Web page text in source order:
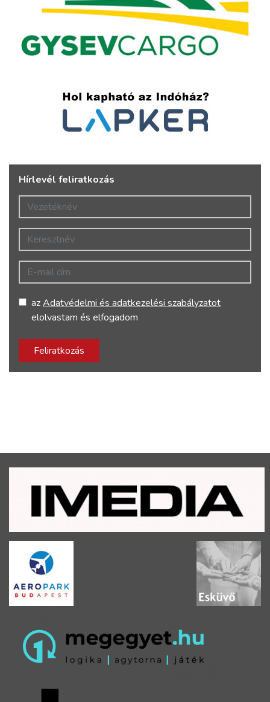
Hírlevél feliratkozás
Vezetéknév
Keresztnév
E-mail cím
azAdatvédelmi és adatkezelési szabályzatot
elolvastam és elfogadom
Feliratkozás